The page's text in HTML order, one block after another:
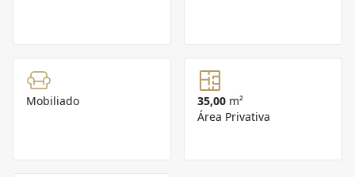
Mobiliado 35,00 m²
Área Privativa